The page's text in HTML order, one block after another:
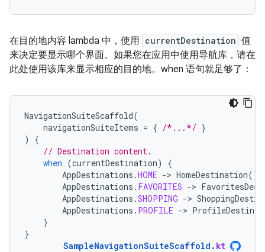
在目的地内容 lambda 中，使用 currentDestination 值
来决定要显示哪个界面。如果您在应用中使用导航库，请在
此处使用该库来显示相应的目的地。when 语句就足够了：
NavigationSuiteScaffold(
navigationSuiteItems = { /*...*/ }
)
{
// Destination content.
when (currentDestination)
{
AppDestinations .HOME -> HomeDestination()
AppDestinations . FAVORITES ->
AppDestinations .SHOPPING ->
AppDestinations . PROFILE ->
}
}
SampleNavigationSuiteScaffold . kt